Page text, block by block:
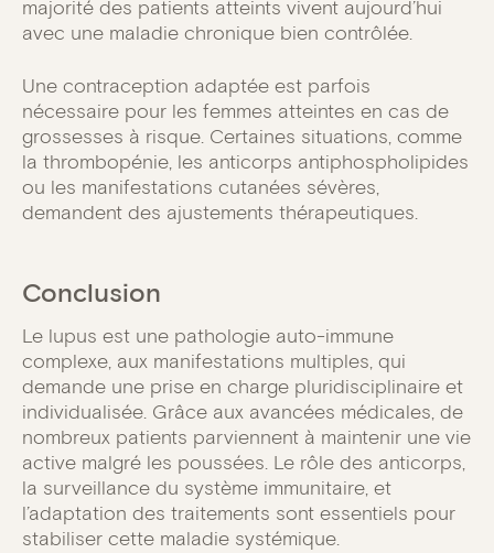
majorité des patients atteints vivent aujourd’hui
avec une maladie chronique bien contrôlée.
Une contraception adaptée est parfois
nécessaire pour les femmes atteintes en cas de
grossesses à risque. Certaines situations, comme
la thrombopénie, les anticorps antiphospholipides
ou les manifestations cutanées sévères,
demandent des ajustements thérapeutiques.
Conclusion
Le lupus est une pathologie auto-immune
complexe, aux manifestations multiples, qui
demande une prise en charge pluridisciplinaire et
individualisée. Grâce aux avancées médicales, de
nombreux patients parviennent à maintenir une vie
active malgré les poussées. Le rôle des anticorps,
la surveillance du système immunitaire, et
l’adaptation des traitements sont essentiels pour
stabiliser cette maladie systémique.